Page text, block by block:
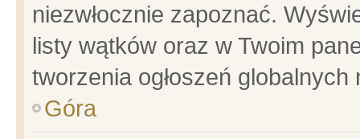
niezwłocznie zapoznać.
listy wątków oraz w Twoim
tworzenia ogłoszeń
Góra